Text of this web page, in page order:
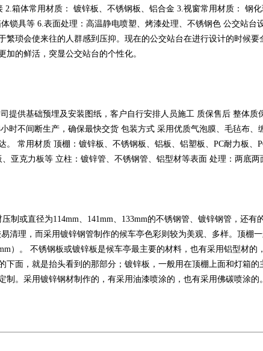
箱体常用材质： 镀锌板、不锈钢板、铝合金 3.视窗常用材质： 钢
锁具等 6.表面处理：高温静电喷塑、烤漆处理、不锈钢色 公交站
繁琐会使来往的人群感到压抑。现在的公交站台在进行设计的时候
的鲜活，突显公交站台的个性化。
提供基础预埋及安装图纸，客户自行安排人员施工 质保售后 整体
时不间断生产，确保最快交货 包装方式 采用优质气泡膜、毛毡布
。 常用材质 顶棚：镀锌板、不锈钢板、铝板、铝塑板、PC耐力板
亚克力板等 立柱：镀锌管、不锈钢管、铝型材等表面 处理：两底
制或直径为114mm、141mm、133mm的不锈钢管、镀锌钢管，还有
清理，而采用镀锌钢管制作的候车亭色彩则较为美观、多样。顶棚
）。 不锈钢板或镀锌板是候车亭最主要的材料，也有采用铝型材
下面，就是抬头看到的那部分；镀锌板，一般用在顶棚上面和灯箱
。采用镀锌钢材制作的，有采用油漆喷涂的，也有采用佛碳喷涂的。